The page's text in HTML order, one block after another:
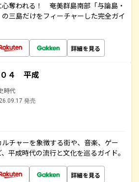
心奪われる！ 奄美群島南部「与論島・
三島だけをフィーチャーした完全ガイ
詳細を見る
４ 平成
時代
発売
チャーを象徴する街や、音楽、ゲー
平成時代の流行と文化を巡るガイド。
詳細を見る